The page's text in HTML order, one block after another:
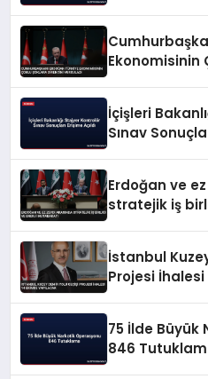
Ekonomisinin
İçişleri
Sınav
Erdoğan ve
stratejik iş
İstanbul
Projesi İhalesi
75 İlde Büyük
846